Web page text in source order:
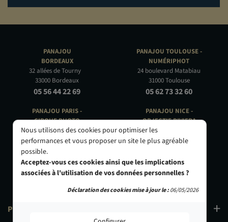
PANAJOU
BORDEAUX
32 allées de Tourny
33000 Bordeaux
05 56 44 22 69
PANAJOU PARIS -
CIRQUE PHOTO
9, bd des Filles-du-Calvaire
75003 Paris
01 40 29 91 91
PRODUITS
PANAJOU TOULOUSE -
NUMÉRIPHOT
24 boulevard Matabiau
31000 Toulouse
05 62 73 32 60
PANAJOU NICE -
OBJECTIF RIVIERA
24 Rue de l'Hôtel des Postes
06000 Nice
Nous utilisons des cookies pour optimiser les
performances et vous proposer un site le plus agréable
possible.
Acceptez-vous ces cookies ainsi que les implications
associées à l'utilisation de vos données personnelles ?
Déclaration des cookies mise à jour le :06/05/2026